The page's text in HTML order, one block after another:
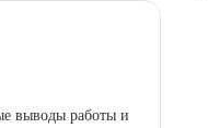
выводы работы и